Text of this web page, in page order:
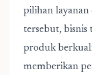
pilihan
tersebut,
produk
memberikan